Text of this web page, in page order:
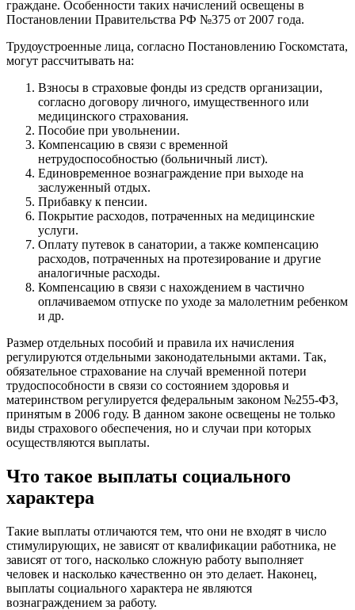
граждане. Особенности таких начислений освещены в
Постановлении Правительства РФ №375 от 2007 года.
Трудоустроенные лица, согласно Постановлению Госкомстата,
могут рассчитывать на:
Взносы в страховые фонды из средств организации,
согласно договору личного, имущественного или
медицинского страхования.
Пособие при увольнении.
Компенсацию в связи с временной
нетрудоспособностью (больничный лист).
Единовременное вознаграждение при выходе на
заслуженный отдых.
Прибавку к пенсии.
Покрытие расходов, потраченных на медицинские
услуги.
Оплату путевок в санатории, а также компенсацию
расходов, потраченных на протезирование и другие
аналогичные расходы.
Компенсацию в связи с нахождением в частично
оплачиваемом отпуске по уходе за малолетним ребенком
и др.
Размер отдельных пособий и правила их начисления
регулируются отдельными законодательными актами. Так,
обязательное страхование на случай временной потери
трудоспособности в связи со состоянием здоровья и
материнством регулируется федеральным законом №255-ФЗ,
принятым в 2006 году. В данном законе освещены не только
виды страхового обеспечения, но и случаи при которых
осуществляются выплаты.
Что такое выплаты социального
характера
Такие выплаты отличаются тем, что они не входят в число
стимулирующих, не зависят от квалификации работника, не
зависят от того, насколько сложную работу выполняет
человек и насколько качественно он это делает. Наконец,
выплаты социального характера не являются
вознаграждением за работу.